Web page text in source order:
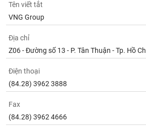
Tên viết tắt
VNG Group
Địa chỉ
Z06 - Đường số 13 - P. Tân Thuận - Tp. Hồ
Điện thoại
(84.28) 3962 3888
Fax
(84.28) 3962 4666